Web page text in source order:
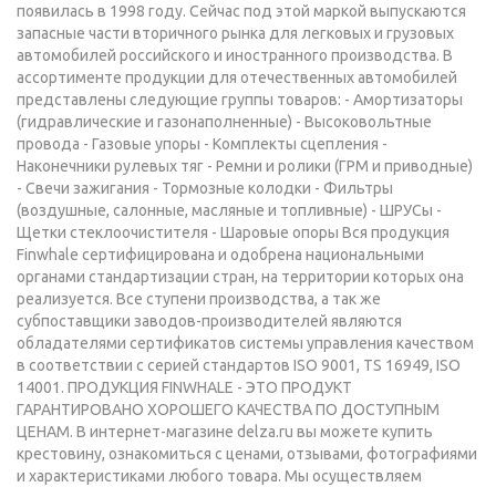
появилась в 1998 году. Сейчас под этой маркой выпускаются
запасные части вторичного рынка для легковых и грузовых
автомобилей российского и иностранного производства. В
ассортименте продукции для отечественных автомобилей
представлены следующие группы товаров: - Амортизаторы
(гидравлические и газонаполненные) - Высоковольтные
провода - Газовые упоры - Комплекты сцепления -
Наконечники рулевых тяг - Ремни и ролики (ГРМ и приводные)
- Свечи зажигания - Тормозные колодки - Фильтры
(воздушные, салонные, масляные и топливные) - ШРУСы -
Щетки стеклоочистителя - Шаровые опоры Вся продукция
Finwhale сертифицирована и одобрена национальными
органами стандартизации стран, на территории которых она
реализуется. Все ступени производства, а так же
субпоставщики заводов-производителей являются
обладателями сертификатов системы управления качеством
в соответствии с серией стандартов ISO 9001, TS 16949, ISO
14001. ПРОДУКЦИЯ FINWHALE - ЭТО ПРОДУКТ
ГАРАНТИРОВАНО ХОРОШЕГО КАЧЕСТВА ПО ДОСТУПНЫМ
ЦЕНАМ. В интернет-магазине delza.ru вы можете купить
крестовину, ознакомиться с ценами, отзывами, фотографиями
и характеристиками любого товара. Мы осуществляем